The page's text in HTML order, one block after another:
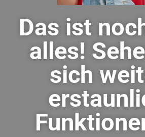
Das ist
alles!
sich